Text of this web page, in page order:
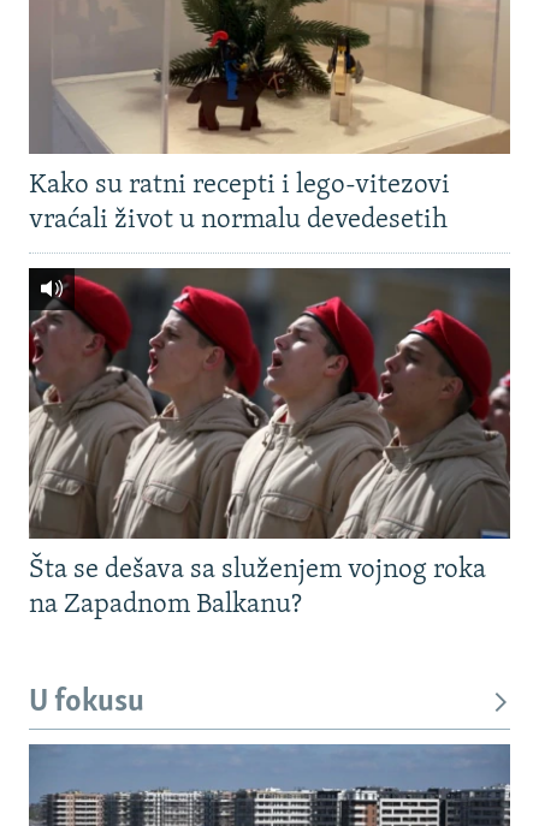
Kako su ratni recepti i lego-vitezovi
vraćali život u normalu devedesetih
Šta se dešava sa služenjem vojnog roka
na Zapadnom Balkanu?
U fokusu